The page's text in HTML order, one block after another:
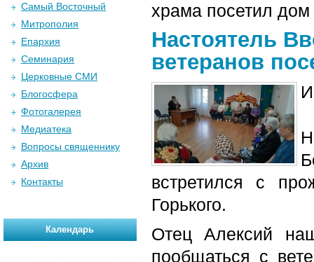
храма посетил дом
Настоятель
ветеранов
встретился с
Горького.
Отец Алексий
пообщаться с
Самый Восточный
Митрополия
Епархия
Семинария
Церковные СМИ
Блогосфера
Фотогалерея
Медиатека
Вопросы священнику
Архив
Контакты
Календарь